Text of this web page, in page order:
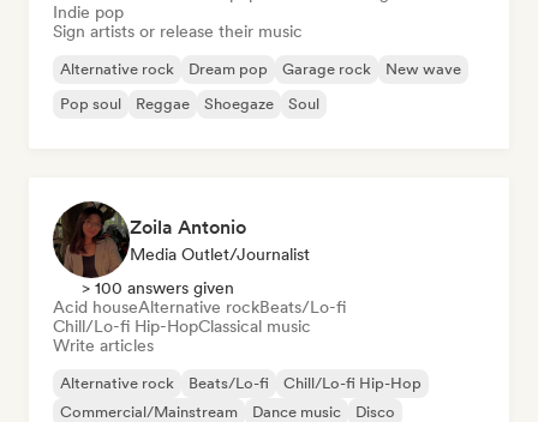
Indie pop
Sign artists or release their music
Alternative rock Dream pop Garage rock
New wave
Pop soul
Reggae Shoegaze Soul
Zoila Antonio
Media Outlet/Journalist
> 100 answers given
Acid houseAlternative rockBeats/Lo-fi
Chill/Lo-fi Hip-HopClassical music
Write articles
Alternative rock Beats/Lo-fi
Chill/Lo-fi Hip-Hop
Commercial/Mainstream
Dance music
Disco